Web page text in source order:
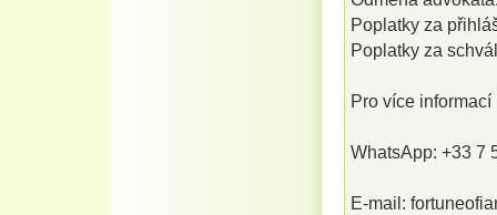
Poplatky za
Poplatky za
Pro více
WhatsApp: +33 7
E-mail: